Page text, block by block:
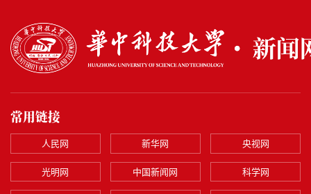
常用链接
人民网 新华网 央视网
光明网 中国新闻网 科学网